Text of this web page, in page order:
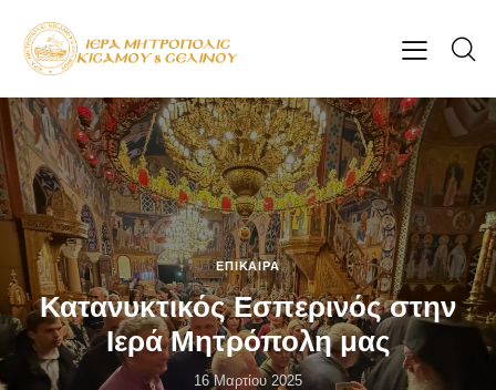
ΕΠΊΚΑΙΡΑ
Κατανυκτικός Εσπερινός στην
Ιερά Μητρόπολη μας
16 Μαρτίου 2025